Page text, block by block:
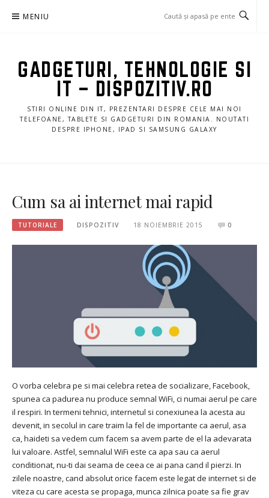
MENIU
GADGETURI, TEHNOLOGIE SI
IT – DISPOZITIV.RO
STIRI ONLINE DIN IT, PREZENTARI DESPRE CELE MAI NOI
TELEFOANE, TABLETE SI GADGETURI DIN ROMANIA. NOUTATI
DESPRE IPHONE, IPAD SI SAMSUNG GALAXY
Cum sa ai internet mai rapid
TUTORIALE DISPOZITIV 18 NOIEMBRIE 2015 0
O vorba celebra pe si mai celebra retea de socializare, Facebook,
spunea ca padurea nu produce semnal WiFi, ci numai aerul pe care
il respiri. In termeni tehnici, internetul si conexiunea la acesta au
devenit, in secolul in care traim la fel de importante ca aerul, asa
ca, haideti sa vedem cum facem sa avem parte de el la adevarata
lui valoare. Astfel, semnalul WiFi este ca apa sau ca aerul
conditionat, nu-ti dai seama de ceea ce ai pana cand il pierzi. In
zilele noastre, cand absolut orice facem este legat de internet si de
viteza cu care acesta se propaga, munca zilnica poate sa fie grav